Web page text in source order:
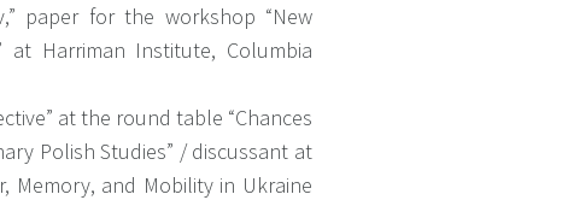
paper for the workshop “New
Harriman Institute, Columbia
at the round table “Chances
Polish Studies” / discussant at
Memory, and Mobility in Ukraine